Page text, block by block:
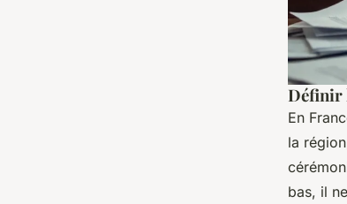
Définir
En
la
bas, il